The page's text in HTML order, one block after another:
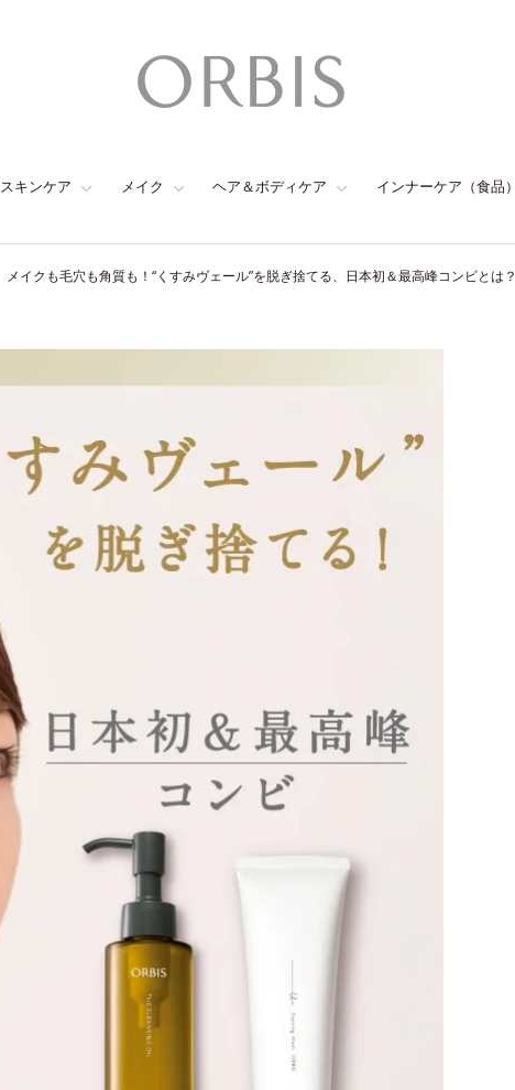
スキンケア メイク ヘア＆ボディケア インナーケア（食品）
メイクも毛穴も角質も！“くすみヴェール”を脱ぎ捨てる、日本初＆最高峰コンビとは？